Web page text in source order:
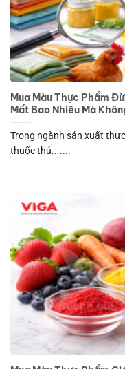
Mua Màu Thực Phẩm
Mất Bao Nhiêu Mà
Trong ngành sản xuất
thuốc thú.......